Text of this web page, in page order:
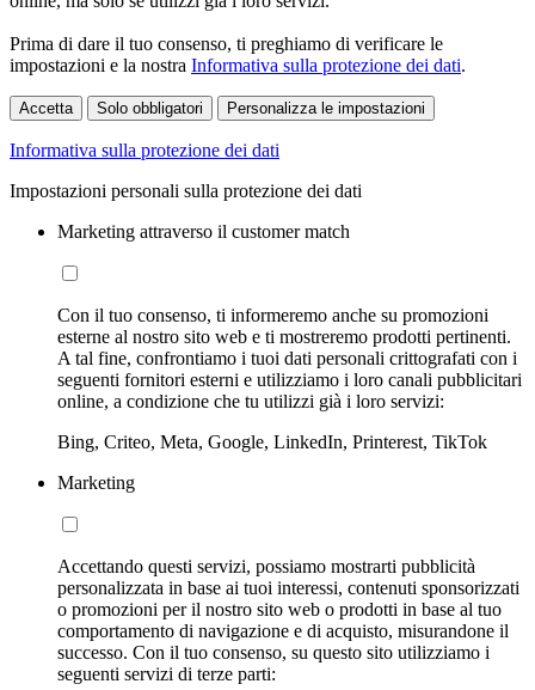
Prima di dare il tuo consenso, ti preghiamo di verificare le
impostazioni e la nostra Informativa sulla protezione dei dati.
Accetta Solo obbligatori Personalizza le impostazioni
Informativa sulla protezione dei dati
Impostazioni personali sulla protezione dei dati
Marketing attraverso il customer match
Con il tuo consenso, ti informeremo anche su promozioni
esterne al nostro sito web e ti mostreremo prodotti pertinenti.
A tal fine, confrontiamo i tuoi dati personali crittografati con i
seguenti fornitori esterni e utilizziamo i loro canali pubblicitari
online, a condizione che tu utilizzi già i loro servizi:
Bing, Criteo, Meta, Google, LinkedIn, Printerest, TikTok
Marketing
Accettando questi servizi, possiamo mostrarti pubblicità
personalizzata in base ai tuoi interessi, contenuti sponsorizzati
o promozioni per il nostro sito web o prodotti in base al tuo
comportamento di navigazione e di acquisto, misurandone il
successo. Con il tuo consenso, su questo sito utilizziamo i
seguenti servizi di terze parti: